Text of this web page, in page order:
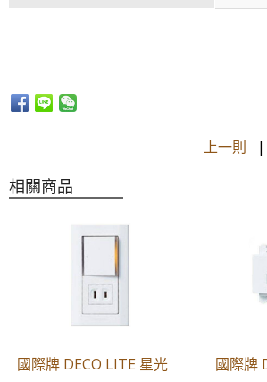
上一則 |
相關商品
國際牌 DECO LITE 星光
國際牌